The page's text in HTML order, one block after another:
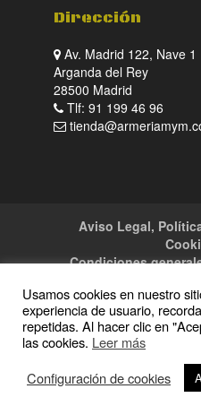
Dirección
Av. Madrid 122, Nave 1
Arganda del Rey
28500 Madrid
Tlf: 91 199 46 96
Aviso Legal,
Condiciones
Copyright · 2016
derechos
Usamos cookies en nuestro
experiencia de usuario,
repetidas. Al hacer clic en
las cookies. Leer más
Configuración de cookies